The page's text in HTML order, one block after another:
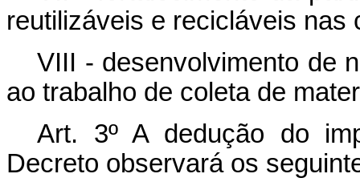
reutilizáveis e recicláveis nas
VIII - desenvolvimento de
ao trabalho de coleta de
Art. 3º A dedução do
Decreto observará os